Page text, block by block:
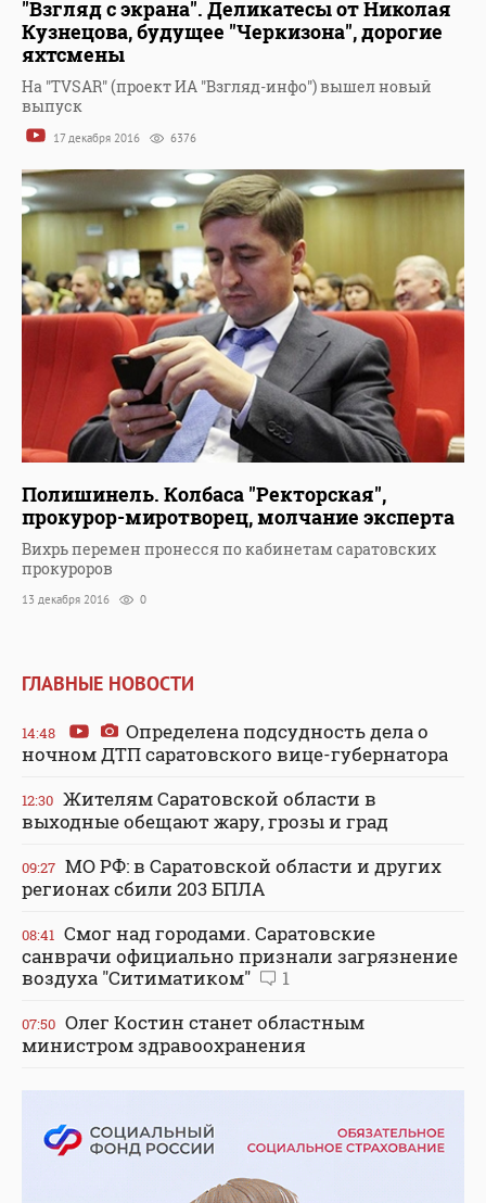
"Взгляд с экрана". Деликатесы от Николая
Кузнецова, будущее "Черкизона", дорогие
яхтсмены
На "TVSAR" (проект ИА "Взгляд-инфо") вышел новый
выпуск
17 декабря 2016 6376
Полишинель. Колбаса "Ректорская",
прокурор-миротворец, молчание эксперта
Вихрь перемен пронесся по кабинетам саратовских
прокуроров
13 декабря 2016 0
ГЛАВНЫЕ НОВОСТИ
14:48
Определена подсудность дела о
ночном ДТП саратовского вице-губернатора
12:30 Жителям Саратовской области в
выходные обещают жару, грозы и град
09:27 МО РФ: в Саратовской области и других
регионах сбили 203 БПЛА
08:41 Смог над городами. Саратовские
санврачи официально признали загрязнение
воздуха "Ситиматиком"
1
07:50 Олег Костин станет областным
министром здравоохранения